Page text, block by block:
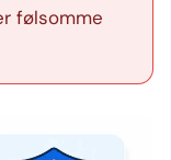
følsomme